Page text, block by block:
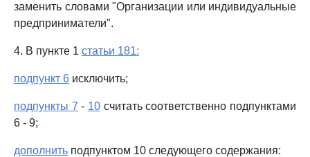
заменить словами "Организации или индивидуальные
предприниматели".
4. В пункте 1 статьи 181:
подпункт 6 исключить;
подпункты 7 - 10 считать соответственно подпунктами
6 - 9;
дополнить подпунктом 10 следующего содержания: